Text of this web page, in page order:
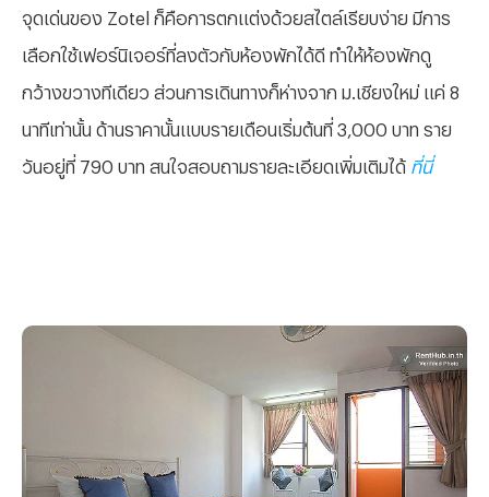
จุดเด่นของ Zotel ก็คือการตกแต่งด้วยสไตล์เรียบง่าย มีการ
เลือกใช้เฟอร์นิเจอร์ที่ลงตัวกับห้องพักได้ดี ทำให้ห้องพักดู
กว้างขวางทีเดียว ส่วนการเดินทางก็ห่างจาก ม.เชียงใหม่ แค่ 8
นาทีเท่านั้น ด้านราคานั้นแบบรายเดือนเริ่มต้นที่ 3,000 บาท ราย
วันอยู่ที่ 790 บาท สนใจสอบถามรายละเอียดเพิ่มเติมได้ ที่นี่